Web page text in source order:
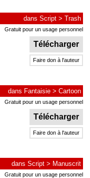
dans Script > Trash
Gratuit pour un usage personnel
Télécharger
Faire don à l'auteur
dans Fantaisie > Cartoon
Gratuit pour un usage personnel
Télécharger
Faire don à l'auteur
dans Script > Manuscrit
Gratuit pour un usage personnel